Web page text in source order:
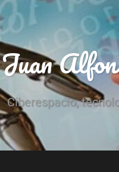
Juan
Ciberespacio,